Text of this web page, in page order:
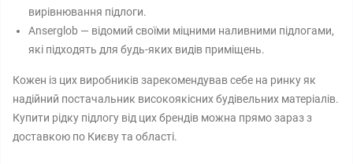
вирівнювання підлоги.
Anserglob — відомий своїми міцними наливними підлогами,
які підходять для будь-яких видів приміщень.
Кожен із цих виробників зарекомендував себе на ринку як
надійний постачальник високоякісних будівельних матеріалів.
Купити рідку підлогу від цих брендів можна прямо зараз з
доставкою по Києву та області.